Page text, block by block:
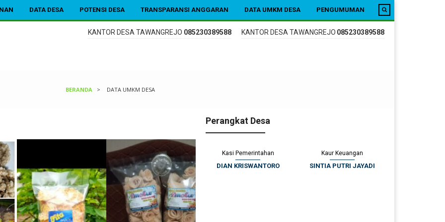
DATA DESA POTENSI DESA TRANSPARANSI ANGGARAN DATA UMKM DESA PENGUMUMAN
KANTOR DESA TAWANGREJO 085230389588 KANTOR DESA TAWANGREJO 085230389588
BERANDA > DATA UMKM DESA
Perangkat Desa
Kepala Desa
Drs. FATKHUR ROFIQ
Kasi Pemerintahan
DIAN KRISWANTORO
Kaur Keuangan
SINTIA PUTRI JAYADI